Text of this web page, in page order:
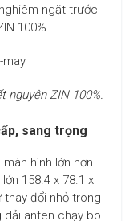
ngặt trước
100%.
nguyên ZIN 100%.
sang trọng
hình lớn hơn
158.4 x 78.1 x
thay đổi nhỏ trong
dải anten chạy bo